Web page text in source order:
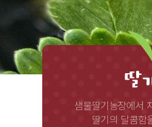
딸
샘물딸기농장에서
딸기의 달콤함